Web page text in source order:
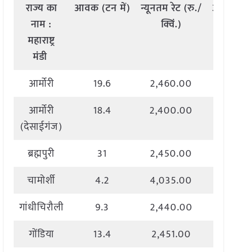
राज्यका
नाम :
महाराष्ट्र
मंडी
आवक (टनमें) न्यूनतमरेट (रु./
क्विं.)
आर्मोरी 19.6
2,460.00
आर्मोरी
(देसाईगंज)
18.4 2,400.00
ब्रह्मपुरी 31 2,450.00
चामोर्शी
4.2 4,035.00
गांधीचिरौली
9.3 2,440.00
गोंडिया
13.4 2,451.00